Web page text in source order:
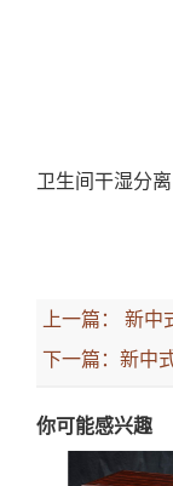
卫生间干湿分
上一篇： 新中
下一篇： 新中
你可能感兴趣